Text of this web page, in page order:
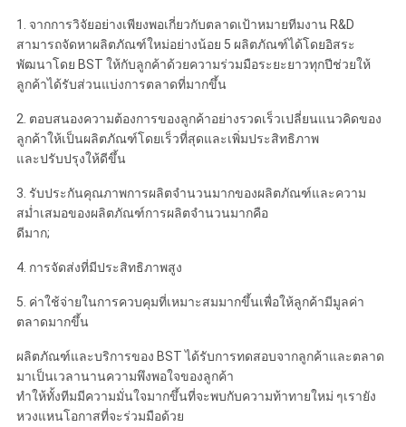
1. จากการวิจัยอย่างเพียงพอเกี่ยวกับตลาดเป้าหมายทีมงาน R&D
สามารถจัดหาผลิตภัณฑ์ใหม่อย่างน้อย 5 ผลิตภัณฑ์ได้โดยอิสระ
พัฒนาโดย BST ให้กับลูกค้าด้วยความร่วมมือระยะยาวทุกปีช่วยให้
ลูกค้าได้รับส่วนแบ่งการตลาดที่มากขึ้น
2. ตอบสนองความต้องการของลูกค้าอย่างรวดเร็วเปลี่ยนแนวคิดของ
ลูกค้าให้เป็นผลิตภัณฑ์โดยเร็วที่สุดและเพิ่มประสิทธิภาพ
และปรับปรุงให้ดีขึ้น
3. รับประกันคุณภาพการผลิตจำนวนมากของผลิตภัณฑ์และความ
สม่ำเสมอของผลิตภัณฑ์การผลิตจำนวนมากคือ
ดีมาก;
4. การจัดส่งที่มีประสิทธิภาพสูง
5. ค่าใช้จ่ายในการควบคุมที่เหมาะสมมากขึ้นเพื่อให้ลูกค้ามีมูลค่า
ตลาดมากขึ้น
ผลิตภัณฑ์และบริการของ BST ได้รับการทดสอบจากลูกค้าและตลาด
มาเป็นเวลานานความพึงพอใจของลูกค้า
ทำให้ทั้งทีมมีความมั่นใจมากขึ้นที่จะพบกับความท้าทายใหม่ ๆเรายัง
หวงแหนโอกาสที่จะร่วมมือด้วย